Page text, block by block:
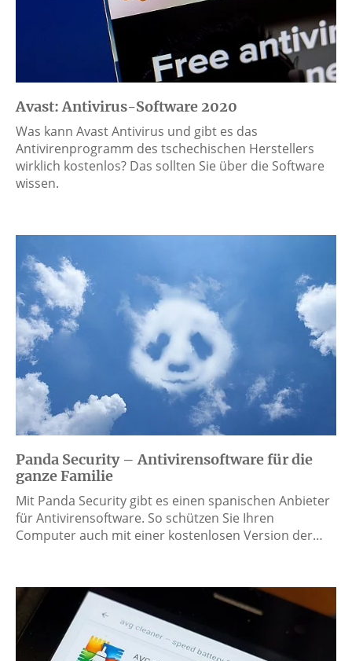
Avast: Antivirus-Software 2020
Was kann Avast Antivirus und gibt es das
Antivirenprogramm des tschechischen Herstellers
wirklich kostenlos? Das sollten Sie über die Software
wissen.
Panda Security – Antivirensoftware für die
ganze Familie
Mit Panda Security gibt es einen spanischen Anbieter
für Antivirensoftware. So schützen Sie Ihren
Computer auch mit einer kostenlosen Version der…